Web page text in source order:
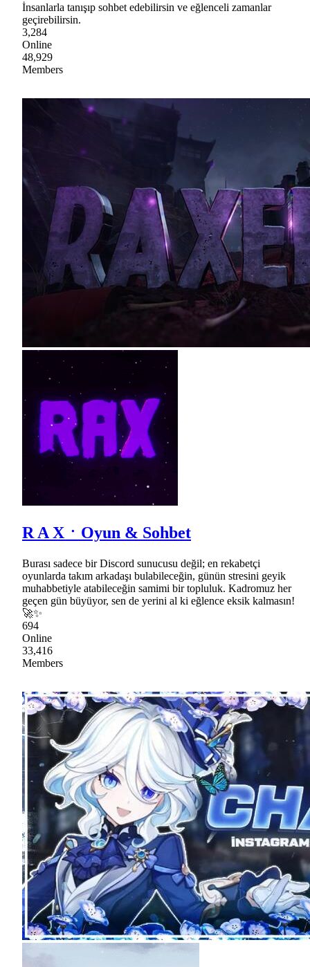
İnsanlarla tanışıp sohbet edebilirsin ve eğlenceli zamanlar
geçirebilirsin.
3,284
Online
48,929
Members
R A XㆍOyun & Sohbet
Burası sadece bir Discord sunucusu değil; en rekabetçi
oyunlarda takım arkadaşı bulabileceğin, günün stresini geyik
muhabbetiyle atabileceğin samimi bir topluluk. Kadromuz her
geçen gün büyüyor, sen de yerini al ki eğlence eksik kalmasın!
🚀✨
694
Online
33,416
Members